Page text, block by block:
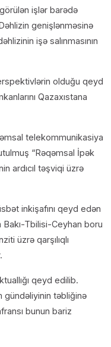
işlər barədə
genişlənməsinə
işə salınmasının
olduğu qeyd
Qazaxıstana
telekommunikasiya
“Rəqəmsal İpək
ardıcıl təşviqi üzrə
inkişafını qeyd edən
Bakı-Tbilisi-Ceyhan boru
üzrə qarşılıqlı
qeyd edilib.
təbliğinə
bunun bariz